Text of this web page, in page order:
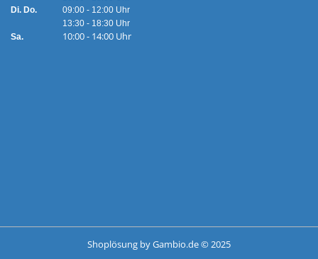
Di. Do.
Sa.
09:00 - 12:00 Uhr
13:30 - 18:30 Uhr
10:00 - 14:00 Uhr
Shoplösung by Gambio.de © 2025